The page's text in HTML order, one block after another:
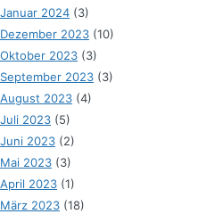
Januar 2024 (3)
Dezember 2023 (10)
Oktober 2023 (3)
September 2023 (3)
August 2023 (4)
Juli 2023 (5)
Juni 2023 (2)
Mai 2023 (3)
April 2023 (1)
März 2023 (18)